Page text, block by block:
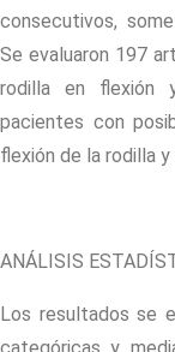
consecutivos,
Se evaluaron 197
rodilla en flexión
pacientes con
flexión de la rodilla
ANÁLISIS
Los resultados se